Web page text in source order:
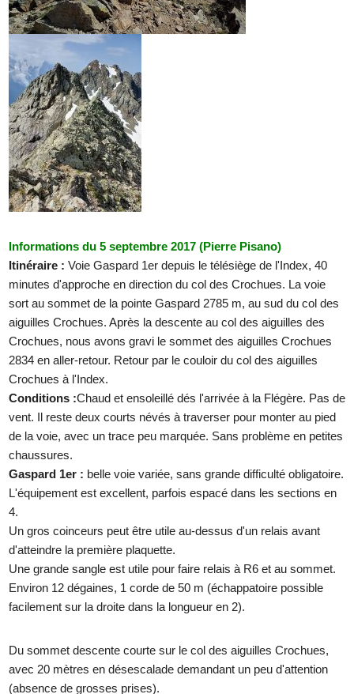
Informations du 5 septembre 2017 (Pierre Pisano)
Itinéraire : Voie Gaspard 1er depuis le télésiège de l'Index, 40
minutes d'approche en direction du col des Crochues. La voie
sort au sommet de la pointe Gaspard 2785 m, au sud du col des
aiguilles Crochues. Après la descente au col des aiguilles des
Crochues, nous avons gravi le sommet des aiguilles Crochues
2834 en aller-retour. Retour par le couloir du col des aiguilles
Crochues à l'Index.
Conditions :Chaud et ensoleillé dés l'arrivée à la Flégère. Pas de
vent. Il reste deux courts névés à traverser pour monter au pied
de la voie, avec un trace peu marquée. Sans problème en petites
chaussures.
Gaspard 1er : belle voie variée, sans grande difficulté obligatoire.
L'équipement est excellent, parfois espacé dans les sections en
4.
Un gros coinceurs peut être utile au-dessus d'un relais avant
d'atteindre la première plaquette.
Une grande sangle est utile pour faire relais à R6 et au sommet.
Environ 12 dégaines, 1 corde de 50 m (échappatoire possible
facilement sur la droite dans la longueur en 2).
Du sommet descente courte sur le col des aiguilles Crochues,
avec 20 mètres en désescalade demandant un peu d'attention
(absence de grosses prises).